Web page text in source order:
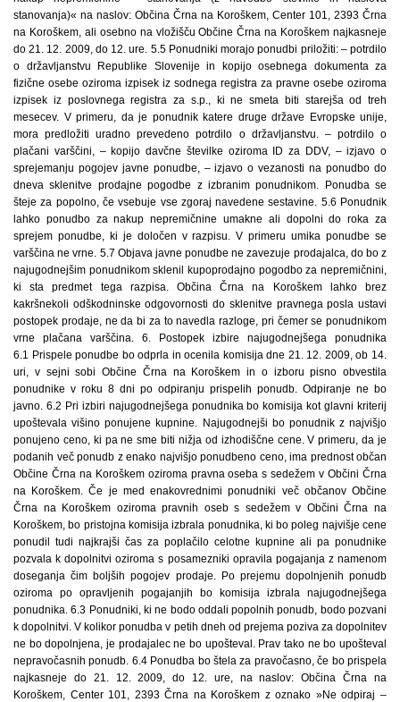
stanovanja)« na naslov: Občina Črna na Koroškem, Center 101, 2393 Črna
na Koroškem, ali osebno na vložišču Občine Črna na Koroškem najkasneje
do 21. 12. 2009, do 12. ure. 5.5 Ponudniki morajo ponudbi priložiti: – potrdilo
o državljanstvu Republike Slovenije in kopijo osebnega dokumenta za
fizične osebe oziroma izpisek iz sodnega registra za pravne osebe oziroma
izpisek iz poslovnega registra za s.p., ki ne smeta biti starejša od treh
mesecev. V primeru, da je ponudnik katere druge države Evropske unije,
mora predložiti uradno prevedeno potrdilo o državljanstvu. – potrdilo o
plačani varščini, – kopijo davčne številke oziroma ID za DDV, – izjavo o
sprejemanju pogojev javne ponudbe, – izjavo o vezanosti na ponudbo do
dneva sklenitve prodajne pogodbe z izbranim ponudnikom. Ponudba se
šteje za popolno, če vsebuje vse zgoraj navedene sestavine. 5.6 Ponudnik
lahko ponudbo za nakup nepremičnine umakne ali dopolni do roka za
sprejem ponudbe, ki je določen v razpisu. V primeru umika ponudbe se
varščina ne vrne. 5.7 Objava javne ponudbe ne zavezuje prodajalca, do bo z
najugodnejšim ponudnikom sklenil kupoprodajno pogodbo za nepremičnini,
ki sta predmet tega razpisa. Občina Črna na Koroškem lahko brez
kakršnekoli odškodninske odgovornosti do sklenitve pravnega posla ustavi
postopek prodaje, ne da bi za to navedla razloge, pri čemer se ponudnikom
vrne plačana varščina. 6. Postopek izbire najugodnejšega ponudnika
6.1 Prispele ponudbe bo odprla in ocenila komisija dne 21. 12. 2009, ob 14.
uri, v sejni sobi Občine Črna na Koroškem in o izboru pisno obvestila
ponudnike v roku 8 dni po odpiranju prispelih ponudb. Odpiranje ne bo
javno. 6.2 Pri izbiri najugodnejšega ponudnika bo komisija kot glavni kriterij
upoštevala višino ponujene kupnine. Najugodnejši bo ponudnik z najvišjo
ponujeno ceno, ki pa ne sme biti nižja od izhodiščne cene. V primeru, da je
podanih več ponudb z enako najvišjo ponudbeno ceno, ima prednost občan
Občine Črna na Koroškem oziroma pravna oseba s sedežem v Občini Črna
na Koroškem. Če je med enakovrednimi ponudniki več občanov Občine
Črna na Koroškem oziroma pravnih oseb s sedežem v Občini Črna na
Koroškem, bo pristojna komisija izbrala ponudnika, ki bo poleg najvišje cene
ponudil tudi najkrajši čas za poplačilo celotne kupnine ali pa ponudnike
pozvala k dopolnitvi oziroma s posamezniki opravila pogajanja z namenom
doseganja čim boljših pogojev prodaje. Po prejemu dopolnjenih ponudb
oziroma po opravljenih pogajanjih bo komisija izbrala najugodnejšega
ponudnika. 6.3 Ponudniki, ki ne bodo oddali popolnih ponudb, bodo pozvani
k dopolnitvi. V kolikor ponudba v petih dneh od prejema poziva za dopolnitev
ne bo dopolnjena, je prodajalec ne bo upošteval. Prav tako ne bo upošteval
nepravočasnih ponudb. 6.4 Ponudba bo štela za pravočasno, če bo prispela
najkasneje do 21. 12. 2009, do 12. ure, na naslov: Občina Črna na
Koroškem, Center 101, 2393 Črna na Koroškem z oznako »Ne odpiraj –